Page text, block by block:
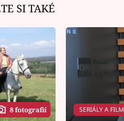
SI TAKÉ
8 fotografií SERIÁLY A